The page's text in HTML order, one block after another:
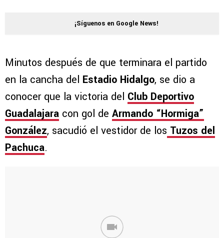
¡Síguenos en Google News!
Minutos después de que terminara el partido
en la cancha del Estadio Hidalgo, se dio a
conocer que la victoria del Club Deportivo
Guadalajara con gol de Armando “Hormiga”
González, sacudió el vestidor de los Tuzos del
Pachuca.